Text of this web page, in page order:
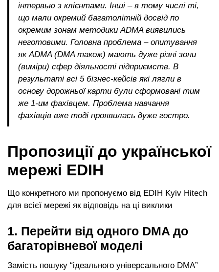
інтервью з клієнтами. Інші – в тому числі ті,
що мали окремий багатолітній досвід по
окремим зонам методики ADMA виявились
неготовими. Головна проблема – опитування
як ADMA (DMA також) мають дуже різні зони
(виміри) сфер діяльності підприємств. В
результаті всі 5 бізнес-кейсів які лягли в
основу дорожньої карти були сформовані тим
же 1-им фахівцем. Проблема навчання
фахівців вже тоді проявилась дуже гостро.
Пропозиції до української
мережі EDIH
Що конкретного ми пропонуємо від EDIH Kyiv Hitech
для всієї мережі як відповідь на ці виклики
1. Перейти від одного DMA до
багаторівневої моделі
Замість пошуку “ідеального універсального DMA”